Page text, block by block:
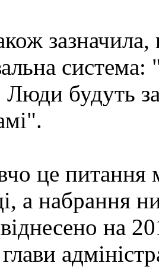
будуть
це питання
а набрання
на